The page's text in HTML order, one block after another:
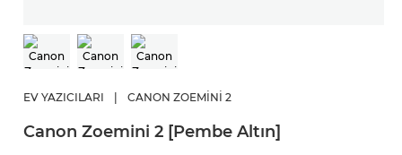
EV YAZICILARI | CANON ZOEMINI 2
Canon Zoemini 2 [Pembe Altın]